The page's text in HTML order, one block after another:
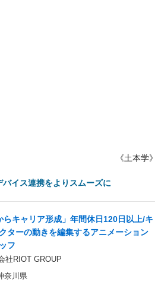
《土本学》
イス連携をよりスムーズに
らキャリア形成」年間休日120日以上/キ
ターの動きを編集するアニメーション
フ
社RIOT GROUP
奈川県